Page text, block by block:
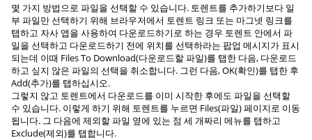
몇 가지 방법으로 파일을 선택할 수 있습니다. 토렌트를 추가하기보다 일
부 파일만 선택하기 위해 브라우저에서 토렌트 링크 또는 마그넷 링크를
탭하고 자사 앱을 사용하여 다운로드하기로 하는 경우 토렌트 안에서 파
일을 선택하고 다운로드하기 전에 위치를 선택하라는 팝업 메시지가 표시
되는데 이때 Files To Download(다운로드할 파일)를 탭한 다음, 다운로드
하고 싶지 않은 파일의 선택을 취소합니다. 그런 다음, OK(확인)를 탭한 후
Add(추가)를 탭하십시오.
그렇지 않고 토렌트에서 다운로드를 이미 시작한 후에도 파일을 선택할
수 있습니다. 이렇게 하기 위해 토렌트를 누르면 Files(파일) 페이지로 이동
됩니다. 그 다음에 제외할 파일 옆에 있는 점 세 개짜리 메뉴를 탭하고
Exclude(제외)를 탭합니다.